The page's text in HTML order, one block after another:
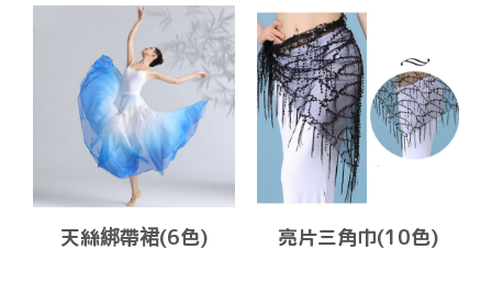
天絲綁帶裙(6色) 亮片三角巾(10色)